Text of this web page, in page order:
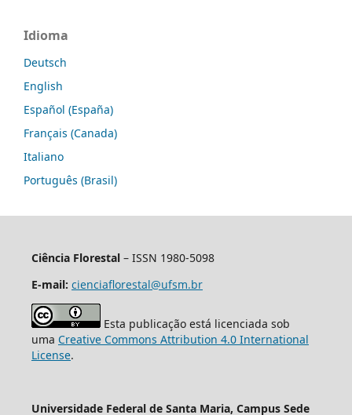
Idioma
Deutsch
English
Español (España)
Français (Canada)
Italiano
Português (Brasil)
Ciência Florestal– ISSN 1980-5098
E-mail: cienciaflorestal@ufsm.br
Esta publicação está licenciada sob
uma Creative Commons Attribution 4.0 International
License.
Universidade Federal de Santa Maria, Campus Sede